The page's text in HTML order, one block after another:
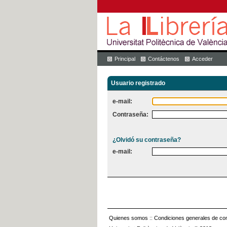
Principal Contáctenos Acceder
Usuario registrado
e-mail:
Contraseña:
¿Olvidó su contraseña?
e-mail:
Quienes somos :: Condiciones generales de